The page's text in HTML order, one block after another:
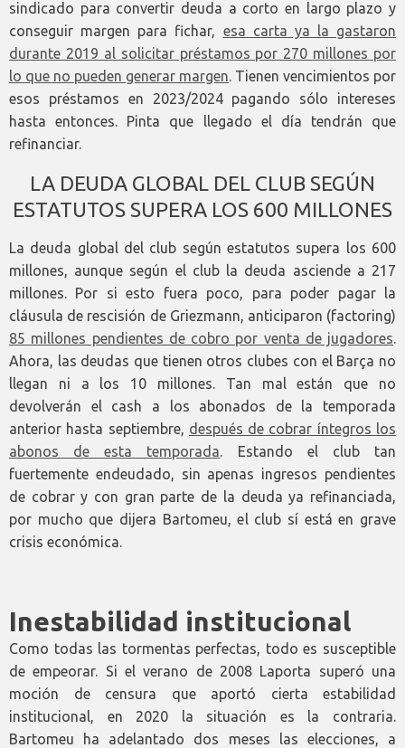
sindicado para convertir deuda a corto en largo plazo y
conseguir margen para fichar, esa carta ya la gastaron
durante 2019 al solicitar préstamos por 270 millones por
lo que no pueden generar margen. Tienen vencimientos por
esos préstamos en 2023/2024 pagando sólo intereses
hasta entonces. Pinta que llegado el día tendrán que
refinanciar.
LA DEUDA GLOBAL DEL CLUB SEGÚN
ESTATUTOS SUPERA LOS 600 MILLONES
La deuda global del club según estatutos supera los 600
millones, aunque según el club la deuda asciende a 217
millones. Por si esto fuera poco, para poder pagar la
cláusula de rescisión de Griezmann, anticiparon (factoring)
85 millones pendientes de cobro por venta de jugadores.
Ahora, las deudas que tienen otros clubes con el Barça no
llegan ni a los 10 millones. Tan mal están que no
devolverán el cash a los abonados de la temporada
anterior hasta septiembre, después de cobrar íntegros los
abonos de esta temporada. Estando el club tan
fuertemente endeudado, sin apenas ingresos pendientes
de cobrar y con gran parte de la deuda ya refinanciada,
por mucho que dijera Bartomeu, el club sí está en grave
crisis económica.
Inestabilidad institucional
Como todas las tormentas perfectas, todo es susceptible
de empeorar. Si el verano de 2008 Laporta superó una
moción de censura que aportó cierta estabilidad
institucional, en 2020 la situación es la contraria.
Bartomeu ha adelantado dos meses las elecciones, a